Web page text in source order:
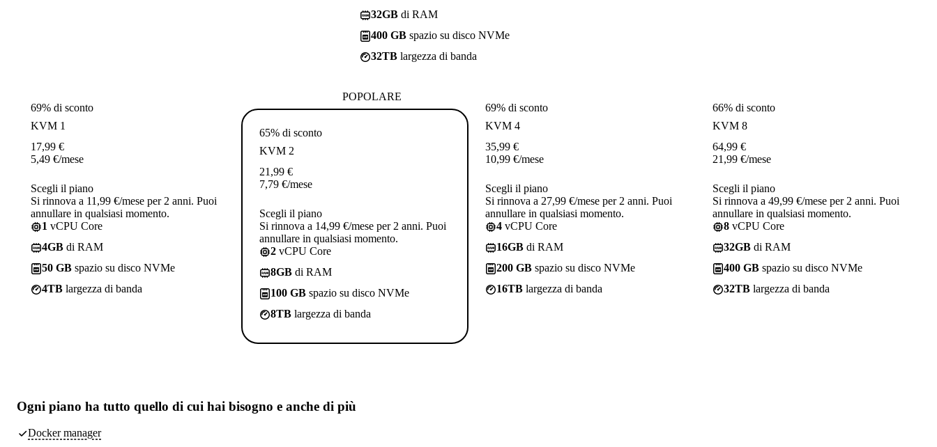
32GB di RAM
400 GB spazio su disco NVMe
32TB largezza di banda
69% di sconto
KVM 1
17,99 €
5,49 €/mese
Scegli il piano
Si rinnova a 11,99 €/mese per 2 anni. Puoi
annullare in qualsiasi momento.
1 vCPU Core
4GB di RAM
50 GB spazio su disco NVMe
4TB largezza di banda
POPOLARE
65% di sconto
KVM 2
21,99 €
7,79 €/mese
Scegli il piano
Si rinnova a 14,99 €/mese per 2 anni. Puoi
annullare in qualsiasi momento.
2 vCPU Core
8GB di RAM
100 GB spazio su disco NVMe
8TB largezza di banda
69% di sconto
KVM 4
35,99 €
10,99 €/mese
Scegli il piano
Si rinnova a 27,99 €/mese per 2 anni. Puoi
annullare in qualsiasi momento.
4 vCPU Core
16GB di RAM
200 GB spazio su disco NVMe
16TB largezza di banda
66% di sconto
KVM 8
64,99 €
21,99 €/mese
Scegli il piano
Si rinnova a 49,99 €/mese per 2 anni. Puoi
annullare in qualsiasi momento.
8 vCPU Core
32GB di RAM
400 GB spazio su disco NVMe
32TB largezza di banda
Ogni piano ha tutto quello di cui hai bisogno e anche di più
Docker manager